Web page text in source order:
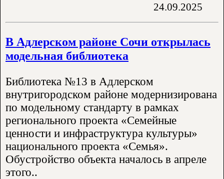
24.09.2025
В Адлерском районе Сочи открылась
модельная библиотека
Библиотека №13 в Адлерском
внутригородском районе модернизирована
по модельному стандарту в рамках
регионального проекта «Семейные
ценности и инфраструктура культуры»
национального проекта «Семья».
Обустройство объекта началось в апреле
этого..